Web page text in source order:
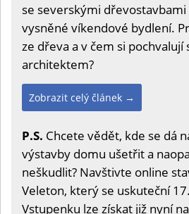
se severskými
vysněné víkendové bydlení.
ze dřeva a v čem si pochvalují
architektem?
Zobrazit celý článek →
P.S. Chcete vědět, kde se dá
výstavby domu ušetřit a
neškudlit? Navštivte online
Veleton, který se uskuteční
Vstupenku lze získat již nyní na